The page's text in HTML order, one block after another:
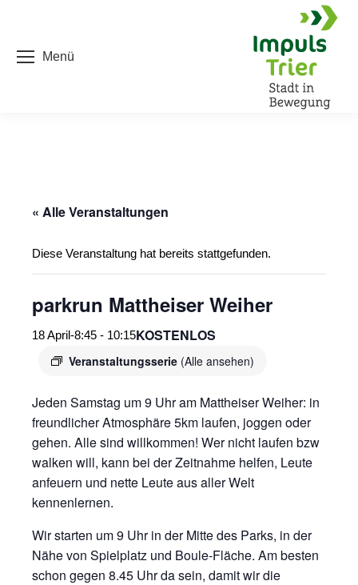
Menü
« Alle Veranstaltungen
Diese Veranstaltung hat bereits stattgefunden.
parkrun Mattheiser Weiher
18 April-8:45 - 10:15
Veranstaltungsserie (Alle ansehen)
KOSTENLOS
Jeden Samstag um 9 Uhr am Mattheiser Weiher: in
freundlicher Atmosphäre 5km laufen, joggen oder
gehen. Alle sind willkommen! Wer nicht laufen bzw
walken will, kann bei der Zeitnahme helfen, Leute
anfeuern und nette Leute aus aller Welt
kennenlernen.
Wir starten um 9 Uhr in der Mitte des Parks, in der
Nähe von Spielplatz und Boule-Fläche. Am besten
schon gegen 8.45 Uhr da sein, damit wir die